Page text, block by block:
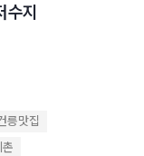
지
릉맛집